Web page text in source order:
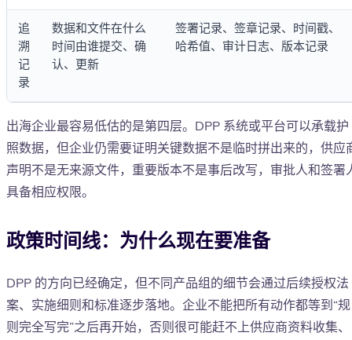
追
溯
记
录
数据和文件在什么
时间由谁提交、确
认、更新
签署记录、签章记录、时间戳、
哈希值、审计日志、版本记录
出海企业最容易低估的是第四层。DPP 系统或平台可以承载护
照数据，但企业仍需要证明关键数据不是临时拼出来的，供应
声明不是无来源文件，重要版本不是事后改写，审批人和签署
具备相应权限。
政策时间线：为什么现在要准备
DPP 的方向已经确定，但不同产品组的细节会通过后续授权法
案、实施细则和标准逐步落地。企业不能把所有动作都等到“规
则完全写完”之后再开始，否则很可能赶不上供应商资料收集、